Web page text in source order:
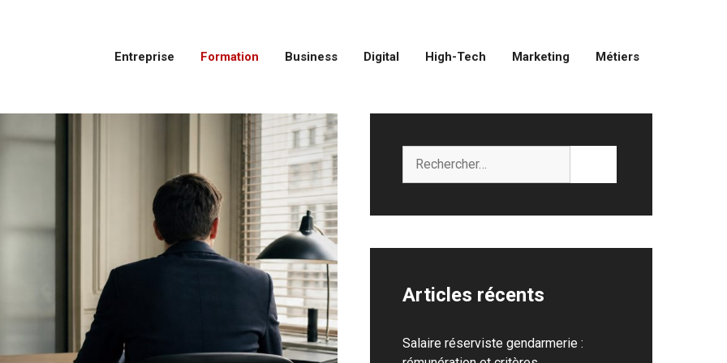
Entreprise Formation Business Digital High-Tech Marketing Métiers
Articles récents
Salaire réserviste gendarmerie :